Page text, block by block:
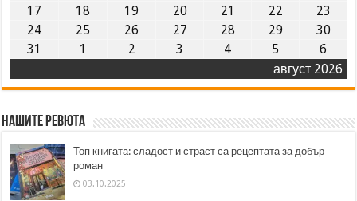
август 2026
17
18 19 20 21 22
23
24
25 26 27 28 29
30
31
1 2 3 4 5 6
Нашите ревюта
Топ книгата: сладост и страст са рецептата за добър
роман
03.10.2025